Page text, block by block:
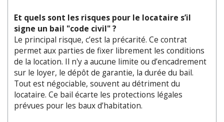
Et quels sont les risques pour le locataire s’il
signe un bail "code civil" ?
Le principal risque, c’est la précarité. Ce contrat
permet aux parties de fixer librement les conditions
de la location. Il n'y a aucune limite ou d’encadrement
sur le loyer, le dépôt de garantie, la durée du bail.
Tout est négociable, souvent au détriment du
locataire. Ce bail écarte les protections légales
prévues pour les baux d’habitation.